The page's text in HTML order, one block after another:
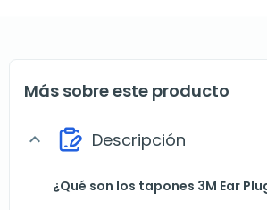
Más sobre este producto
expand_more Descripción
¿Qué son los tapones 3M Ear